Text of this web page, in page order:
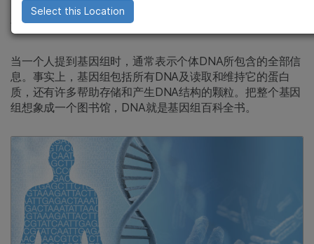
推荐内容链接
你的基因组
当一个人提到基因组时，通常表示个体DNA所包含的全部信
息。事实上，基因组包括所有DNA及读取和维持它的蛋白
质，还有许多帮助存储和产生DNA结构的颗粒。把整个基因
组想象成一个图书馆，DNA就是基因组百科全书。
Select this Location